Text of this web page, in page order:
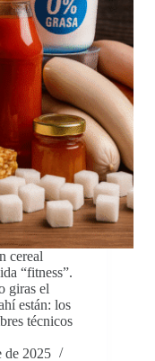
cereal
“fitness”.
giras el
están: los
técnicos
de 2025